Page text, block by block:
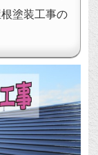
塗装工事の